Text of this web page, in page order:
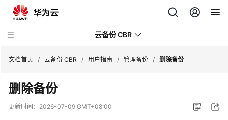
云备份 CBR
最
新
文档首页 / 云备份 CBR / 用户指南 / 管理备份 / 删除备份
删除备份
更新时间： 2026-07-09 GMT+08:00